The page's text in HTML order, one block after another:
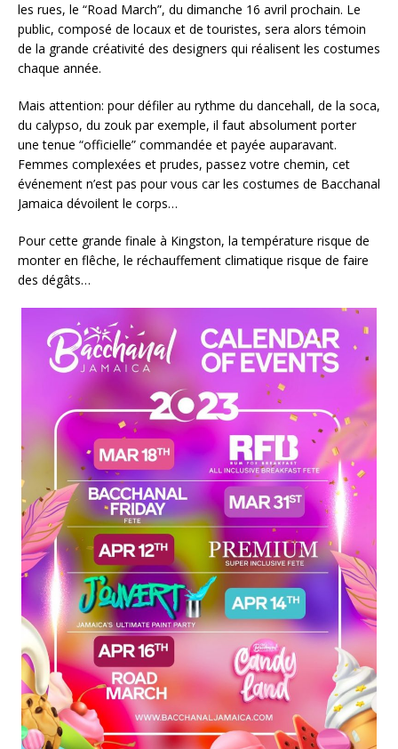
les rues, le “Road March”, du dimanche 16 avril prochain. Le
public, composé de locaux et de touristes, sera alors témoin
de la grande créativité des designers qui réalisent les costumes
chaque année.
Mais attention: pour défiler au rythme du dancehall, de la soca,
du calypso, du zouk par exemple, il faut absolument porter
une tenue “officielle” commandée et payée auparavant.
Femmes complexées et prudes, passez votre chemin, cet
événement n’est pas pour vous car les costumes de Bacchanal
Jamaica dévoilent le corps…
Pour cette grande finale à Kingston, la température risque de
monter en flêche, le réchauffement climatique risque de faire
des dégâts…